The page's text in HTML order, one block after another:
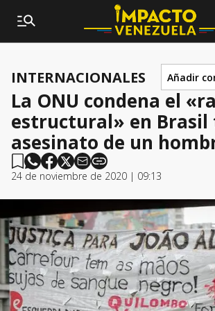
INTERNACIONALES Añadir
La ONU condena el
estructural» en Brasil
asesinato de un
24 de noviembre de 2020 | 09:13